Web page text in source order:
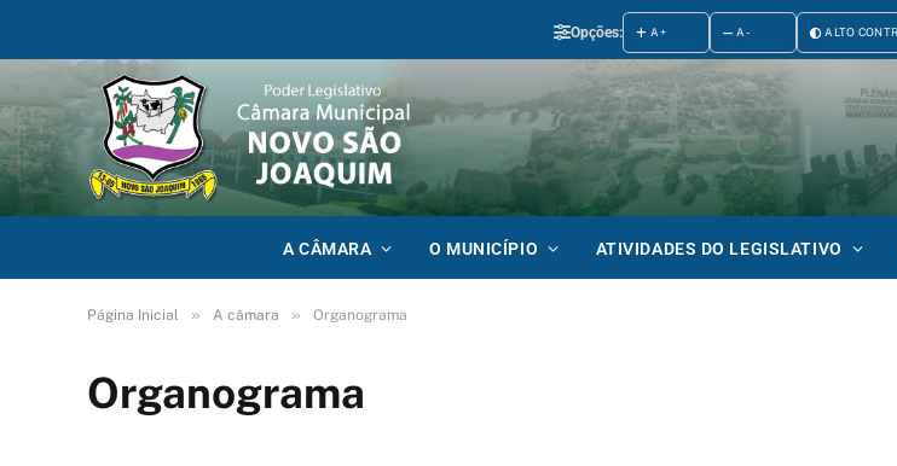
Opções: A+ A- ALTO
A CÂMARA O MUNICÍPIO ATIVIDADES DO LEGISLATIVO
Página Inicial » A câmara » Organograma
Organograma